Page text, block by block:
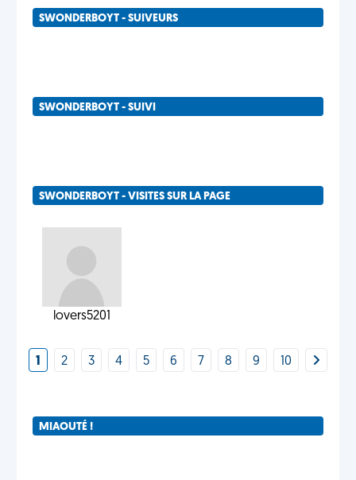
SWONDERBOYT - SUIVEURS
SWONDERBOYT - SUIVI
SWONDERBOYT - VISITES SUR LA PAGE
lovers5201
1 2 3 4 5 6 7 8 9 10
MIAOUTÉ !